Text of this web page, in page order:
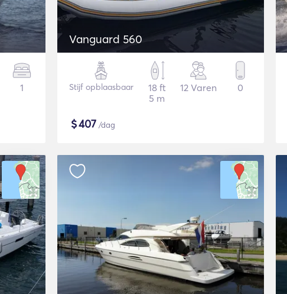
1
Vanguard 560
Stijf opblaasbaar
18 ft
5 m
12 Varen 0
$407 /dag